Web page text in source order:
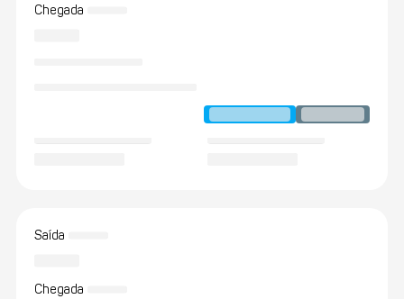
Chegada
Saída
Chegada